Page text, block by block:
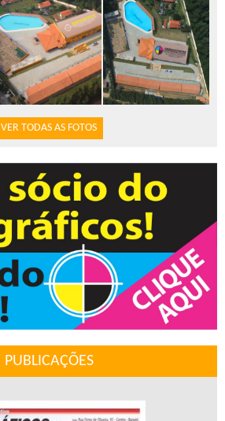
VER TODAS AS FOTOS
PUBLICAÇÕES